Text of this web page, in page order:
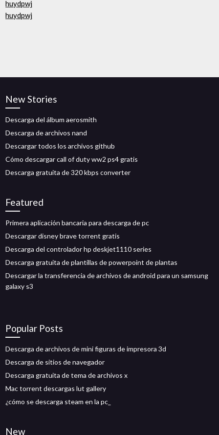
huydpwj
huydpwj
New Stories
Descarga del álbum aerosmith
Descarga de archivos nand
Descargar todos los archivos github
Cómo descargar call of duty ww2 ps4 gratis
Descarga gratuita de 320 kbps converter
Featured
Primera aplicación bancaria para descarga de pc
Descargar disney brave torrent gratis
Descarga del controlador hp deskjet1110 series
Descarga gratuita de plantillas de powerpoint de plantas
Descargar la transferencia de archivos de android para un samsung
galaxy s3
Popular Posts
Descarga de archivos de mini figuras de impresora 3d
Descarga de sitios de navegador
Descarga gratuita de tema de archivos x
Mac torrent descargas lut gallery
¿cómo se descarga steam en la pc_
New